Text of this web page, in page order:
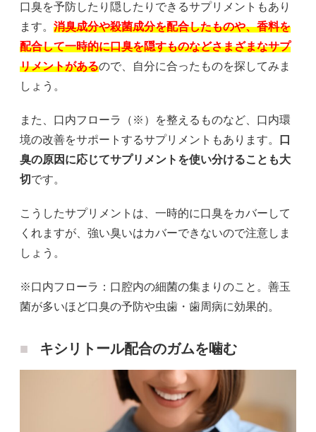
口臭を予防したり隠したりできるサプリメントもあり
ます。 消臭成分や殺菌成分を配合したものや、香料を
配合して一時的に口臭を隠すものなどさまざまなサプ
リメントがあるので、自分に合ったものを探してみま
しょう。
また、口内フローラ（※）を整えるものなど、口内環
境の改善をサポートするサプリメントもあります。
口
臭の原因に応じてサプリメントを使い分けることも大
切 です。
こうしたサプリメントは、一時的に口臭をカバーして
くれますが、強い臭いはカバーできないので注意しま
しょう。
※口内フローラ：口腔内の細菌の集まりのこと。善玉
菌が多いほど口臭の予防や虫歯・歯周病に効果的。
キシリトール配合のガムを噛む